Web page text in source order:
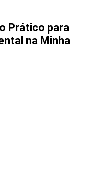
Prático para
na Minha